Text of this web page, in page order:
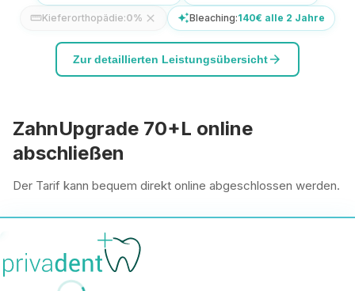
straightenKieferorthopädie:0% close auto_awesomeBleaching:140€ alle 2 Jahre
Zur detaillierten Leistungsübersichtarrow_forward
ZahnUpgrade 70+L online
abschließen
Der Tarif kann bequem direkt online abgeschlossen werden.